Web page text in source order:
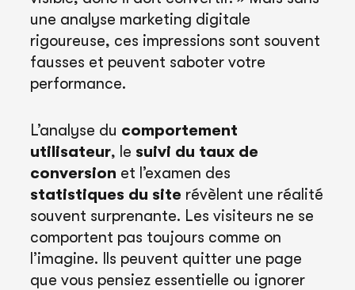
une analyse marketing digitale
rigoureuse, ces impressions sont souvent
fausses et peuvent saboter votre
performance.
L’analyse du comportement
utilisateur, le suivi du taux de
conversion et l’examen des
statistiques du site révèlent une réalité
souvent surprenante. Les visiteurs ne se
comportent pas toujours comme on
l’imagine. Ils peuvent quitter une page
que vous pensiez essentielle ou ignorer